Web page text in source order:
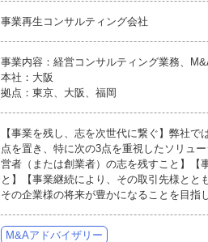
事業再生コンサルティング会社
事業内容：経営コンサルティング業務、
本社：大阪
拠点：東京、大阪、福岡
【事業を残し、志を次世代に繋ぐ】弊社
点を置き、特に次の3点を重視したソリュ
営者（または創業者）の志を残すこと】【
と】【事業継続により、その取引先様とと
その企業様の将来が豊かになることを目指
M&Aアドバイザリー